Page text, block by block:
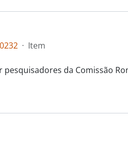
· Item
da Comissão